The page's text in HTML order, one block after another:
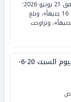
الأسواق المصرية اليوم الأحد، الموافق 21 يونيو 2026؛
لتتأرجح أسعار الطماطم بين «8 إلى 16 جنيهاً»، وبلغ
الفلفل الرومي أو الحامي نحو «30 جنيهاً»، وتراوحت
أسعار الخضراوات والفاكهة اليوم السبت 20-6-